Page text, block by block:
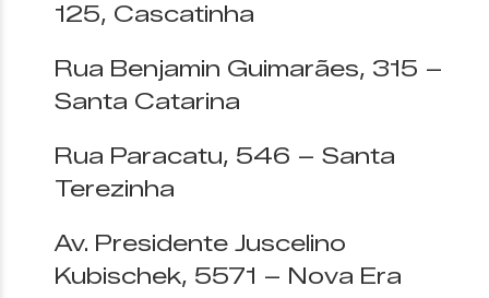
125, Cascatinha
Rua Benjamin Guimarães, 315 –
Santa Catarina
Rua Paracatu, 546 – Santa
Terezinha
Av. Presidente Juscelino
Kubischek, 5571 – Nova Era